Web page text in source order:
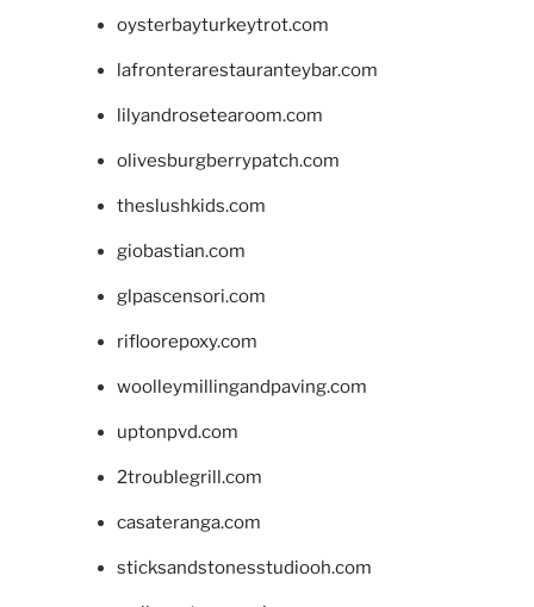
oysterbayturkeytrot.com
lafronterarestauranteybar.com
lilyandrosetearoom.com
olivesburgberrypatch.com
theslushkids.com
giobastian.com
glpascensori.com
rifloorepoxy.com
woolleymillingandpaving.com
uptonpvd.com
2troublegrill.com
casateranga.com
sticksandstonesstudiooh.com